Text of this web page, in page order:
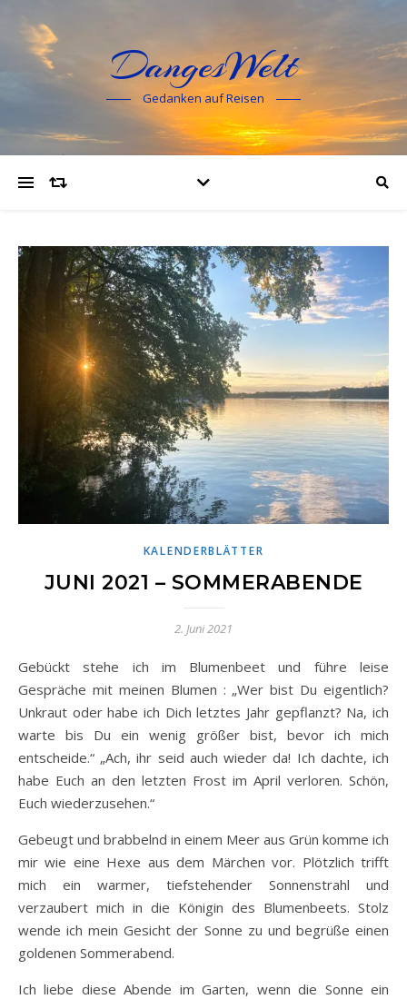
DangesWelt
Gedanken auf Reisen
KALENDERBLÄTTER
JUNI 2021 – SOMMERABENDE
2. Juni 2021
Gebückt stehe ich im Blumenbeet und führe leise
Gespräche mit meinen Blumen : „Wer bist Du eigentlich?
Unkraut oder habe ich Dich letztes Jahr gepflanzt? Na, ich
warte bis Du ein wenig größer bist, bevor ich mich
entscheide.“ „Ach, ihr seid auch wieder da! Ich dachte, ich
habe Euch an den letzten Frost im April verloren. Schön,
Euch wiederzusehen.“
Gebeugt und brabbelnd in einem Meer aus Grün komme ich
mir wie eine Hexe aus dem Märchen vor. Plötzlich trifft
mich ein warmer, tiefstehender Sonnenstrahl und
verzaubert mich in die Königin des Blumenbeets. Stolz
wende ich mein Gesicht der Sonne zu und begrüße einen
goldenen Sommerabend.
Ich liebe diese Abende im Garten, wenn die Sonne ein